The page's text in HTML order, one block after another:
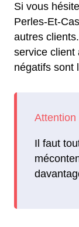
Si vous
Perles-Et-
autres
service client
négatifs sont
Il faut